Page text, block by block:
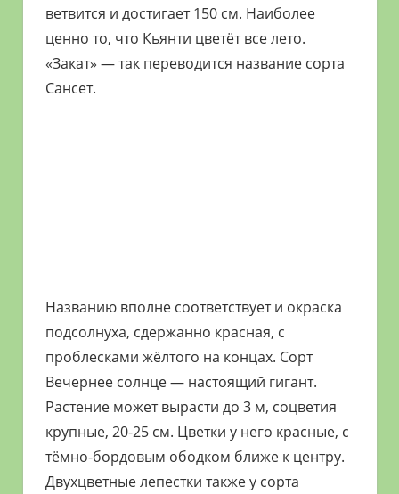
ветвится и достигает 150 см. Наиболее
ценно то, что Кьянти цветёт все лето.
«Закат» — так переводится название сорта
Сансет.
Названию вполне соответствует и окраска
подсолнуха, сдержанно красная, с
проблесками жёлтого на концах. Сорт
Вечернее солнце — настоящий гигант.
Растение может вырасти до 3 м, соцветия
крупные, 20-25 см. Цветки у него красные, с
тёмно-бордовым ободком ближе к центру.
Двухцветные лепестки также у сорта